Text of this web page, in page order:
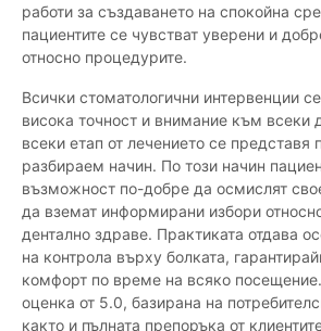
работи за създаването на спокойна
пациентите се чувстват уверени и
относно процедурите.
Всички стоматологични интервенции
висока точност и внимание към всеки
всеки етап от лечението се представя
разбираем начин. По този начин
възможност по-добре да осмислят
да вземат информирани избори
дентално здраве. Практиката отдава
на контрола върху болката,
комфорт по време на всяко
оценка от 5.0, базирана на
както и пълната препоръка от